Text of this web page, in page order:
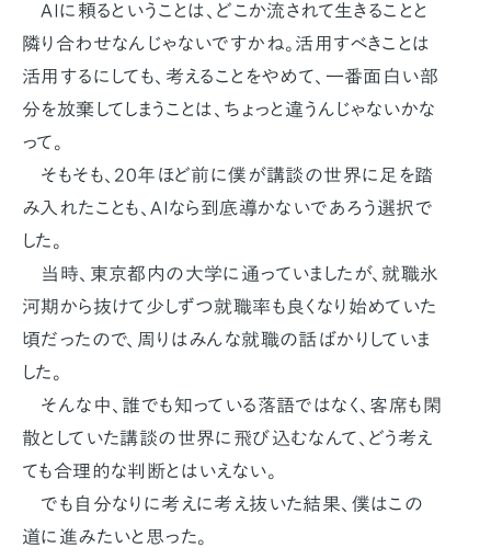
AIに頼るということは、どこか流されて生きることと
隣り合わせなんじゃないですかね。活用すべきことは
活用するにしても、考えることをやめて、一番面白い部
分を放棄してしまうことは、ちょっと違うんじゃないかな
って。
そもそも、20年ほど前に僕が講談の世界に足を踏
み入れたことも、AIなら到底導かないであろう選択で
した。
当時、東京都内の大学に通っていましたが、就職氷
河期から抜けて少しずつ就職率も良くなり始めていた
頃だったので、周りはみんな就職の話ばかりしていま
した。
そんな中、誰でも知っている落語ではなく、客席も閑
散としていた講談の世界に飛び込むなんて、どう考え
ても合理的な判断とはいえない。
でも自分なりに考えに考え抜いた結果、僕はこの
道に進みたいと思った。